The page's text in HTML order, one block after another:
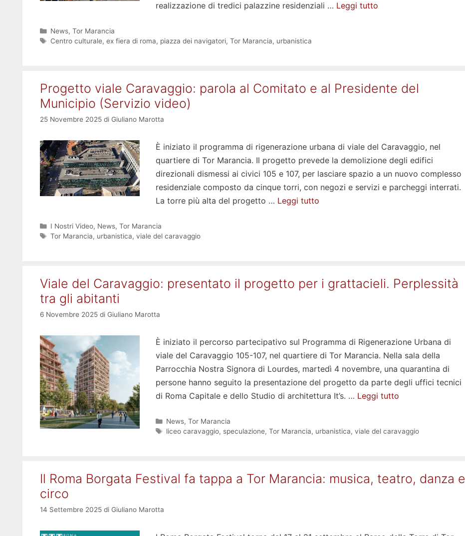
realizzazione di tredici palazzine residenziali … Leggi tutto
Categorie
News, Tor Marancia
Tag
Centro culturale, ex fiera di roma, piazza dei navigatori, Tor Marancia, urbanistica
Progetto viale Caravaggio: parola al Comitato e al Presidente del
Municipio (Servizio video)
25 Novembre 2025 di Giuliano Marotta
È iniziato il programma di rigenerazione urbana di viale del Caravaggio, nel
quartiere di Tor Marancia. Il progetto prevede la demolizione degli edifici
direzionali dismessi ai civici 105 e 107, per lasciare spazio a un nuovo complesso
residenziale composto da cinque torri, con negozi e servizi e parcheggi interrati.
La torre più alta del progetto … Leggi tutto
Categorie
I Nostri Video, News, Tor Marancia
Tag
Tor Marancia, urbanistica, viale del caravaggio
Viale del Caravaggio: presentato il progetto per i grattacieli. Perplessità
tra gli abitanti
6 Novembre 2025 di Giuliano Marotta
È iniziato il percorso partecipativo sul Programma di Rigenerazione Urbana di
viale del Caravaggio 105-107, nel quartiere di Tor Marancia. Nella sala della
Parrocchia Nostra Signora di Lourdes, martedì 4 novembre, una quarantina di
persone hanno seguito la presentazione del progetto da parte degli uffici tecnici
di Roma Capitale e dello Studio di architettura It’s. … Leggi tutto
Categorie
News, Tor Marancia
Tag
liceo caravaggio, speculazione, Tor Marancia, urbanistica, viale del caravaggio
Il Roma Borgata Festival fa tappa a Tor Marancia: musica, teatro, danza e
circo
14 Settembre 2025 di Giuliano Marotta